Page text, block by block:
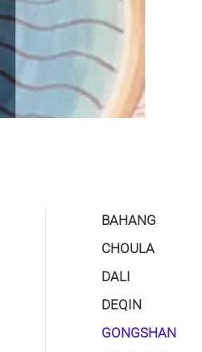
BAHANG
CHOULA
DALI
DEQIN
GONGSHAN